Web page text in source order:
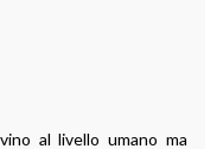
al livello umano ma